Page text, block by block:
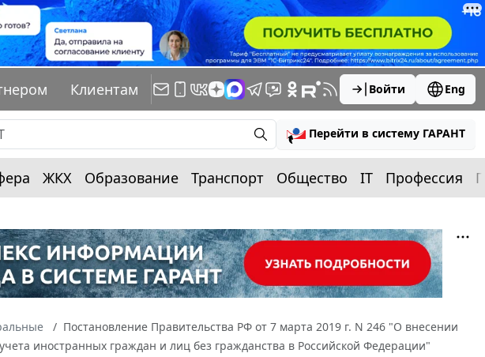
Клиентам Войти Eng
Перейти в систему ГАРАНТ
ЖКХ Образование Транспорт Общество IT Профессия
Постановление Правительства РФ от 7 марта 2019 г. N 246 "О внесении
иностранных граждан и лиц без гражданства в Российской Федерации"